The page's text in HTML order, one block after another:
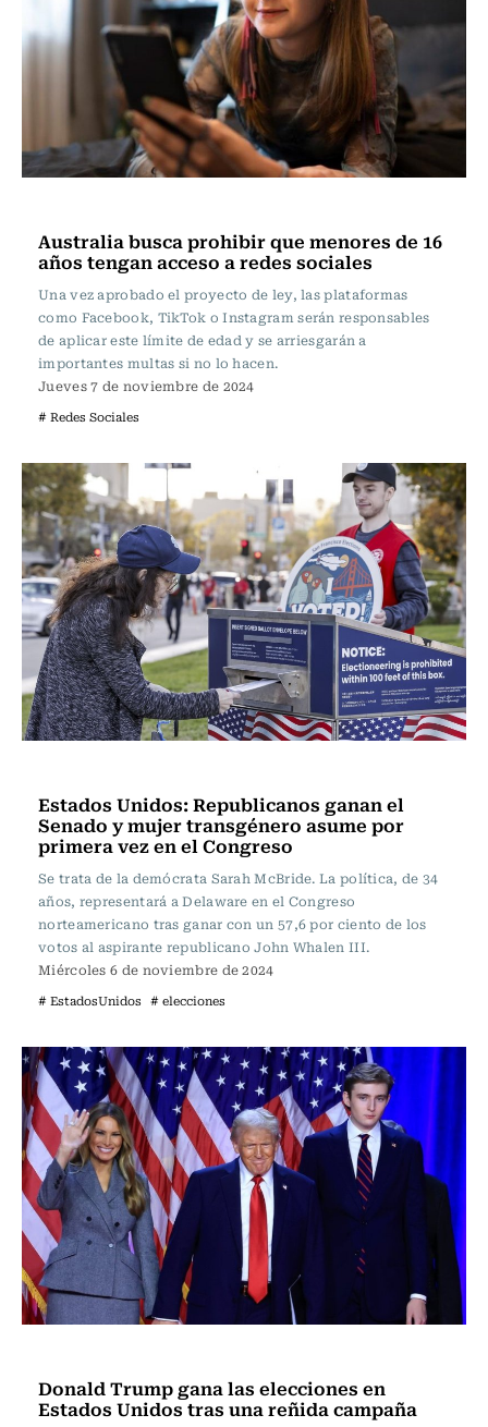
Australia busca prohibir que menores de 16
años tengan acceso a redes sociales
Una vez aprobado el proyecto de ley, las plataformas
como Facebook, TikTok o Instagram serán responsables
de aplicar este límite de edad y se arriesgarán a
importantes multas si no lo hacen.
Jueves 7 de noviembre de 2024
# Redes Sociales
Estados Unidos: Republicanos ganan el
Senado y mujer transgénero asume por
primera vez en el Congreso
Se trata de la demócrata Sarah McBride. La política, de 34
años, representará a Delaware en el Congreso
norteamericano tras ganar con un 57,6 por ciento de los
votos al aspirante republicano John Whalen III.
Miércoles 6 de noviembre de 2024
# EstadosUnidos # elecciones
Donald Trump gana las elecciones en
Estados Unidos tras una reñida campaña